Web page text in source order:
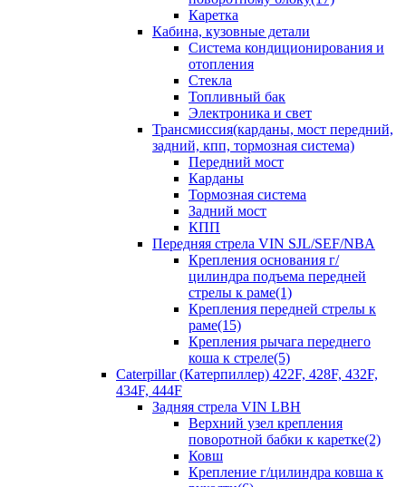
Каретка
Кабина, кузовные детали
Система кондиционирования и
отопления
Стекла
Топливный бак
Электроника и свет
Трансмиссия(карданы, мост передний,
задний, кпп, тормозная система)
Передний мост
Карданы
Тормозная система
Задний мост
КПП
Передняя стрела VIN SJL/SEF/NBA
Крепления основания г/
цилиндра подъема передней
стрелы к раме(1)
Крепления передней стрелы к
раме(15)
Крепления рычага переднего
коша к стреле(5)
Caterpillar (Катерпиллер) 422F, 428F, 432F,
434F, 444F
Задняя стрела VIN LBH
Верхний узел крепления
поворотной бабки к каретке(2)
Ковш
Крепление г/цилиндра ковша к